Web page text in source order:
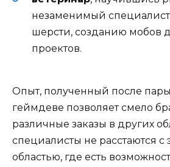
незаменимый
шерсти, созданию мобов
проектов.
Опыт, полученный после
геймдеве позволяет смело
различные заказы в других
специалисты не расстаются с
областью, где есть